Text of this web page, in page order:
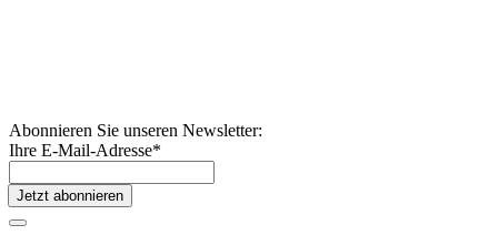
Abonnieren Sie unseren Newsletter:
Ihre E-Mail-Adresse*
Jetzt abonnieren